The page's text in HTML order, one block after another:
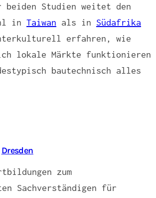
beiden Studien weitet den
in Taiwan als in Südafrika
erfahren, wie
lokale Märkte funktionieren
bautechnisch alles
Dresden
zum
Sachverständigen für